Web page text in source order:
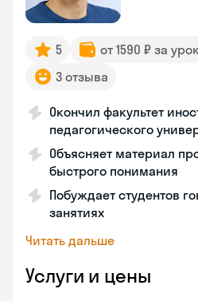
5 от 1590 ₽ за
3 отзыва
Окончил факультет
педагогического
Объясняет материал
быстрого понимания
Побуждает студентов
занятиях
Читать дальше
Услуги и цены